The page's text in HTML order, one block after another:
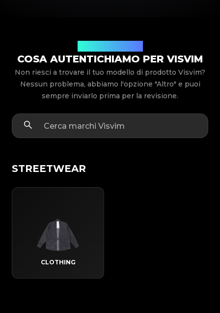
COSA AUTENTICHIAMO PER VISVIM
Non riesci a trovare il tuo modello di prodotto Visvim?
Nessun problema, abbiamo l'opzione "Altro" e puoi
sempre inviarlo prima per la revisione.
STREETWEAR
CLOTHING